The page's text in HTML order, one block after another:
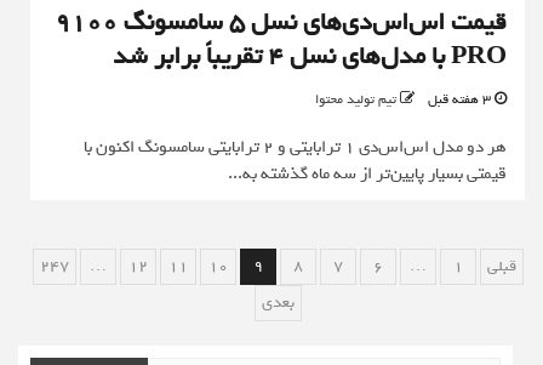
قیمت اس‌اس‌دی‌های نسل ۵ سامسونگ 9100
PRO با مدل‌های نسل ۴ تقریباً برابر شد
تیم تولید محتوا
هر دو مدل اس‌اس‌دی ۱ ترابایتی و ۲ ترابایتی سامسونگ اکنون با
قیمتی بسیار پایین‌تر از سه ماه گذشته به...
صفحه‌بندی
قبلی 1
…
6
7
8
9
10
11
12
…
247
بعدی